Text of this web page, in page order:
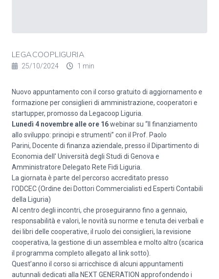
LEGACOOPLIGURIA
25/10/2024 1 min
Nuovo appuntamento con il corso gratuito di aggiornamento e
formazione per consiglieri di amministrazione, cooperatori e
startupper, promosso da Legacoop Liguria.
Lunedì 4 novembre alle ore 16webinar su “Il finanziamento
allo sviluppo: principi e strumenti” con il Prof. Paolo
Parini, Docente di finanza aziendale, presso il Dipartimento di
Economia dell' Università degli Studi di Genova e
Amministratore Delegato Rete Fidi Liguria.
La giornata è parte del percorso accreditato presso
l'ODCEC (Ordine dei Dottori Commercialisti ed Esperti Contabili
della Liguria)
Al centro degli incontri, che proseguiranno fino a gennaio,
responsabilità e valori, le novità su norme e tenuta dei verbali e
dei libri delle cooperative, il ruolo dei consiglieri, la revisione
cooperativa, la gestione di un assemblea e molto altro (scarica
il programma completo allegato al link sotto).
Quest’anno il corso si arricchisce di alcuni appuntamenti
autunnali dedicati alla NEXT GENERATION approfondendo i